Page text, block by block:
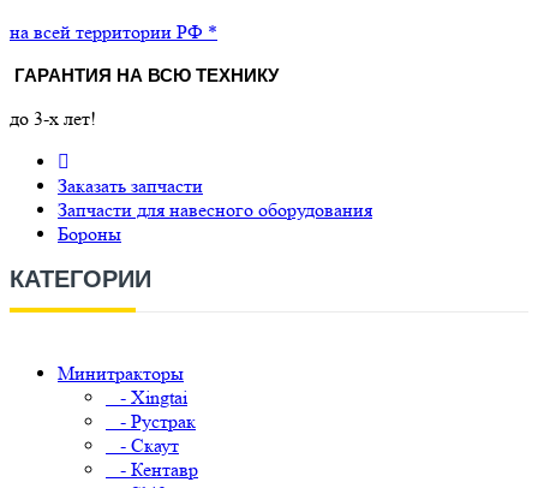
на всей территории РФ *
ГАРАНТИЯ НА ВСЮ ТЕХНИКУ
до 3-х лет!
Заказать запчасти
Запчасти для навесного оборудования
Бороны
КАТЕГОРИИ
Минитракторы
- Xingtai
- Рустрак
- Скаут
- Кентавр